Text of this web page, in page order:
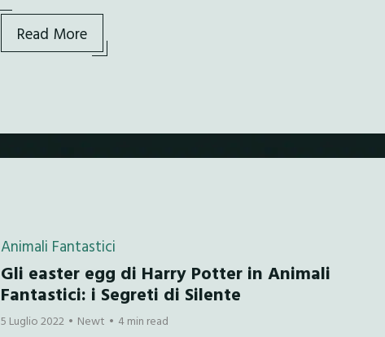
Read More
Animali Fantastici
Gli easter egg di Harry Potter in Animali
Fantastici: i Segreti di Silente
5 Luglio 2022 Newt 4 min read